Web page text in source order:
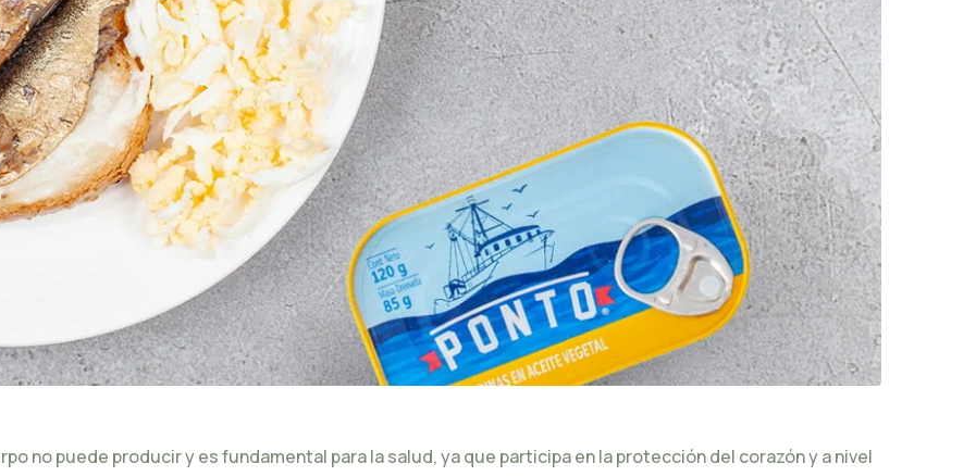
no puede producir y es fundamental para la salud, ya que participa en la protección del corazón y a nivel